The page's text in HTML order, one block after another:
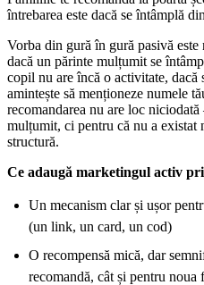
întrebarea este dacă se întâmplă
Vorba din gură în gură pasivă
dacă un părinte mulțumit se
copil nu are încă o activitate, dacă
amintește să menționeze numele
recomandarea nu are loc
mulțumit, ci pentru că nu a existat
structură.
Ce adaugă marketingul activ
Un mecanism clar și ușor
(un link, un card, un cod)
O recompensă mică, dar
recomandă, cât și pentru noua